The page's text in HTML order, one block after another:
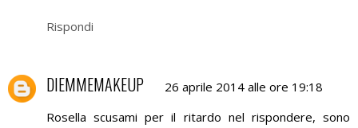
Rispondi
DIEMMEMAKEUP
26 aprile 2014 alle ore 19:18
Rosella scusami per il ritardo nel rispondere, sono